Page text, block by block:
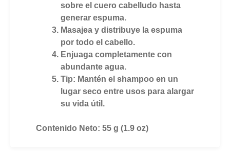
sobre el cuero cabelludo hasta
generar espuma.
Masajea y distribuye la espuma
por todo el cabello.
Enjuaga completamente con
abundante agua.
Tip: Mantén el shampoo en un
lugar seco entre usos para alargar
su vida útil.
Contenido Neto: 55 g (1.9 oz)